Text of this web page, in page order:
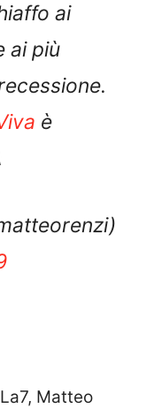
ai
ai più
è
Matteo